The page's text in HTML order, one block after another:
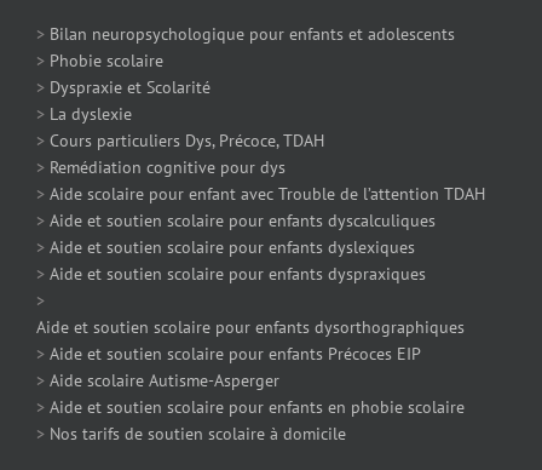
> Bilan neuropsychologique pour enfants et adolescents
> Phobie scolaire
> Dyspraxie et Scolarité
> La dyslexie
> Cours particuliers Dys, Précoce, TDAH
> Remédiation cognitive pour dys
> Aide scolaire pour enfant avec Trouble de l’attention TDAH
> Aide et soutien scolaire pour enfants dyscalculiques
> Aide et soutien scolaire pour enfants dyslexiques
> Aide et soutien scolaire pour enfants dyspraxiques
>
Aide et soutien scolaire pour enfants dysorthographiques
> Aide et soutien scolaire pour enfants Précoces EIP
> Aide scolaire Autisme-Asperger
> Aide et soutien scolaire pour enfants en phobie scolaire
> Nos tarifs de soutien scolaire à domicile